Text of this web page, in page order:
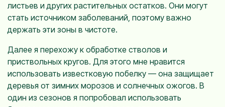
листьев и других растительных остатков. Они могут
стать источником заболеваний, поэтому важно
держать эти зоны в чистоте.
Далее я перехожу к обработке стволов и
приствольных кругов. Для этого мне нравится
использовать известковую побелку — она защищает
деревья от зимних морозов и солнечных ожогов. В
один из сезонов я попробовал использовать